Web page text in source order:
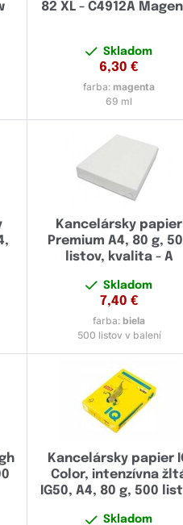
82 XL - C4912A
Skladom
6,30 €
farba:magenta
69 ml
Kancelársky papier
Premium A4, 80 g,
listov, kvalita - A
Skladom
7,40 €
farba: biela
500 listov v balení
Kancelársky papier
Color, intenzívna
IG50, A4, 80 g, 500
Skladom